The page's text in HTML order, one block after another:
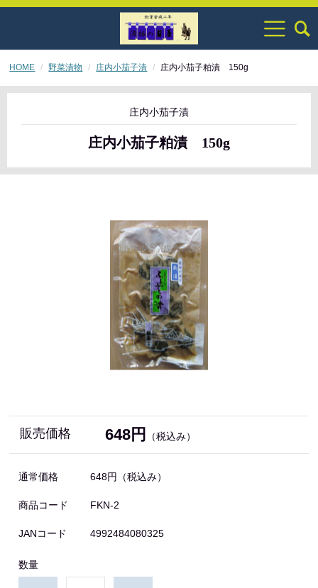
HOME 野菜漬物 庄内小茄子漬 庄内小茄子粕漬 150g
庄内小茄子漬
庄内小茄子粕漬 150g
販売価格 648円 （税込み）
通常価格 648円 （税込み）
商品コード FKN-2
JANコード 4992484080325
数量